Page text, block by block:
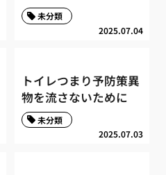
2025.07.04
未分類
トイレつまり予防策異
物を流さないために
2025.07.03
未分類